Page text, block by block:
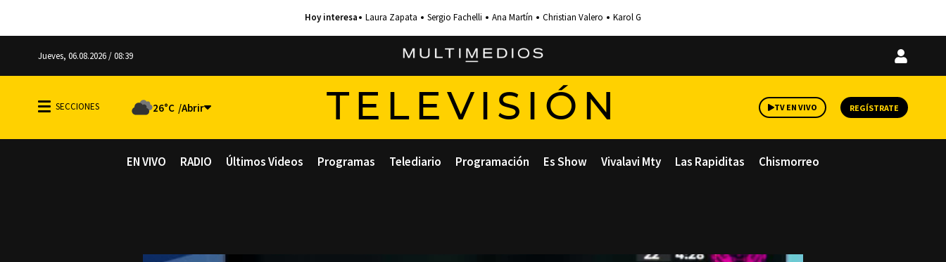
Laura Zapata Sergio Fachelli Ana Martín Christian Valero Karol G
Jueves, 06.08.2026 / 08:39
Iniciar
26°C TELEVISIÓN TV EN VIVO REGÍSTRATE
EN VIVO RADIO Últimos Videos Programas Telediario Programación Es Show Vivalavi Mty Las Rapiditas Chismorreo